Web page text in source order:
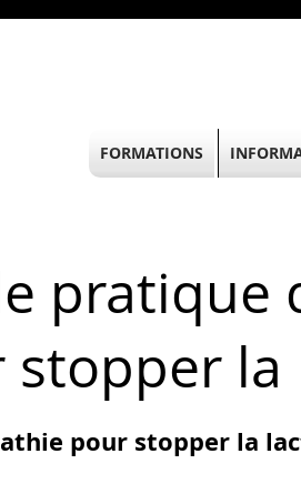
pratique
stopper
pour stopper la
FORMATIONS